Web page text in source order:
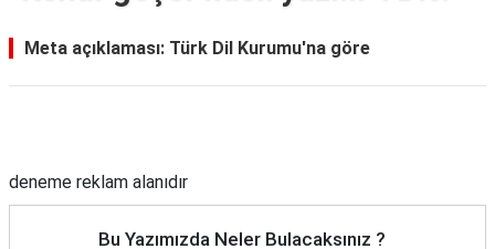
Meta açıklaması: Türk Dil Kurumu'na göre
deneme reklam alanıdır
Bu Yazımızda Neler Bulacaksınız ?